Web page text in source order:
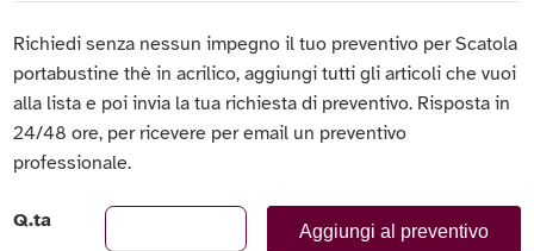
Richiedi senza nessun impegno il tuo preventivo per Scatola
portabustine thè in acrilico, aggiungi tutti gli articoli che vuoi
alla lista e poi invia la tua richiesta di preventivo. Risposta in
24/48 ore, per ricevere per email un preventivo
professionale.
Q.ta Aggiungi al preventivo